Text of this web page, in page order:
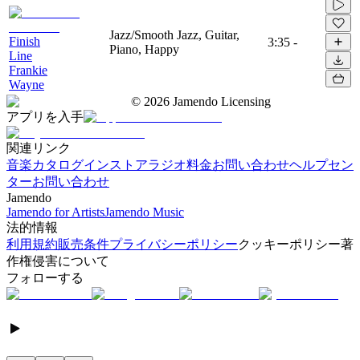
Finish
Line
Frankie
Wayne
Jazz/Smooth Jazz, Guitar,
Piano, Happy
3:35 -
© 2026 Jamendo Licensing
アプリを入手
関連リンク
音楽カタログインストアラジオ料金お問い合わせヘルプセン
ターお問い合わせ
Jamendo
Jamendo for ArtistsJamendo Music
法的情報
利用規約販売条件プライバシーポリシークッキーポリシー著
作権侵害について
フォローする